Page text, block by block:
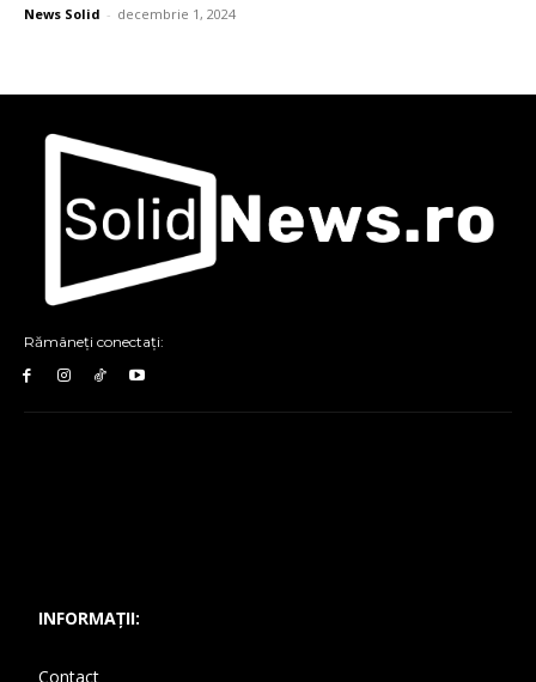
News Solid - decembrie 1, 2024
Rămâneți conectați:
INFORMAȚII:
Contact